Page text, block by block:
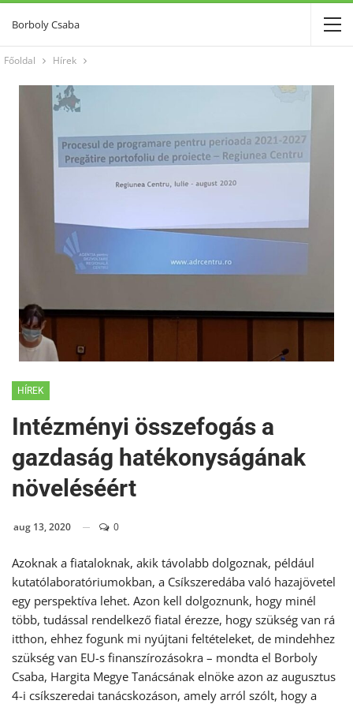
Borboly Csaba
Főoldal Hírek
HÍREK
Intézményi összefogás a
gazdaság hatékonyságának
növeléséért
aug 13, 2020 0
Azoknak a fiataloknak, akik távolabb dolgoznak, például
kutatólaboratóriumokban, a Csíkszeredába való hazajövetel
egy perspektíva lehet. Azon kell dolgoznunk, hogy minél
több, tudással rendelkező fiatal érezze, hogy szükség van rá
itthon, ehhez fogunk mi nyújtani feltételeket, de mindehhez
szükség van EU-s finanszírozásokra – mondta el Borboly
Csaba, Hargita Megye Tanácsának elnöke azon az augusztus
4-i csíkszeredai tanácskozáson, amely arról szólt, hogy a